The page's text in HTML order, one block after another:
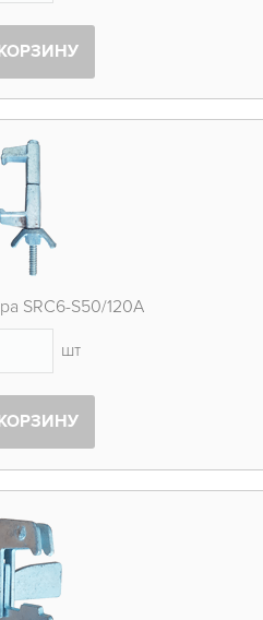
SRC6-S50/120A
шт